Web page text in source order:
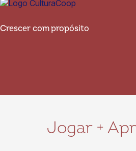
Crescer com propósito
Jogar +